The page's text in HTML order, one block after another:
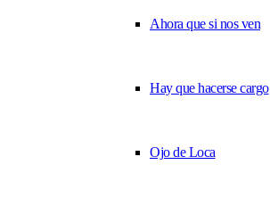
Ahora que si nos ven
Hay que hacerse cargo
Ojo de Loca